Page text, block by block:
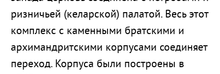
ризничьей (келарской) палатой. Весь этот
комплекс с каменными братскими и
архимандритскими корпусами соединяет
переход. Корпуса были построены в